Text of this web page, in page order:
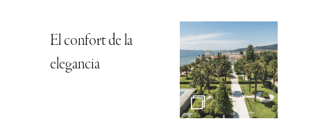
El confort de la
elegancia